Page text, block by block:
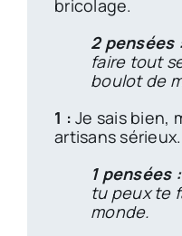
bricolage.
2 pensées
faire tout
boulot de
1 : Je sais bien,
artisans sérieux.
1 pensées :
tu peux te
monde.